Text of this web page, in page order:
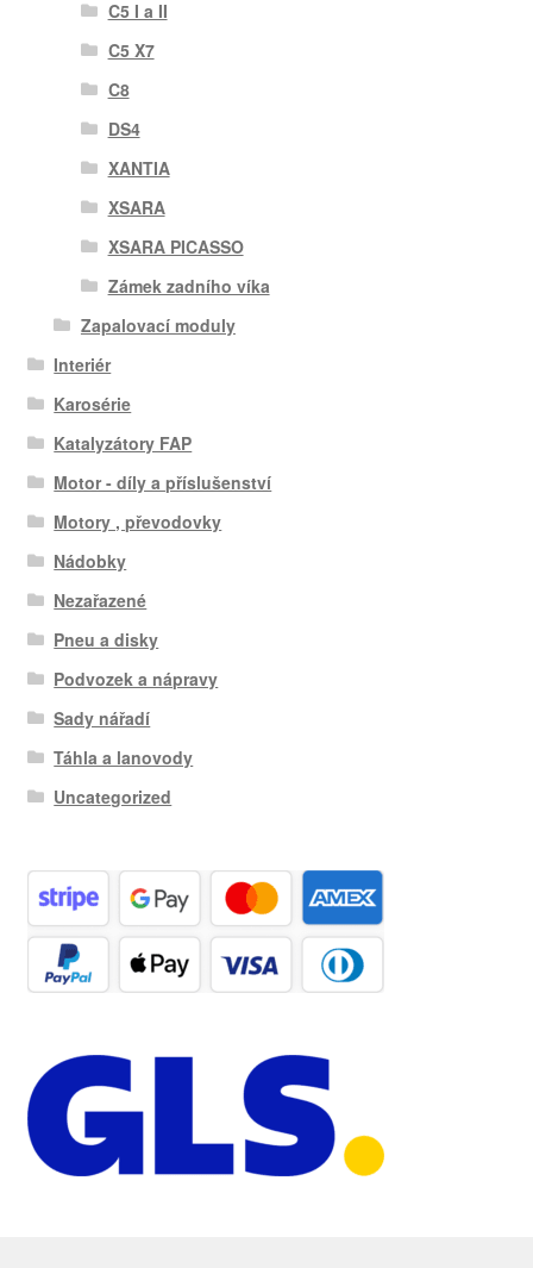
C5 I a II
C5 X7
C8
DS4
XANTIA
XSARA
XSARA PICASSO
Zámek zadního víka
Zapalovací moduly
Interiér
Karosérie
Katalyzátory FAP
Motor - díly a příslušenství
Motory , převodovky
Nádobky
Nezařazené
Pneu a disky
Podvozek a nápravy
Sady nářadí
Táhla a lanovody
Uncategorized